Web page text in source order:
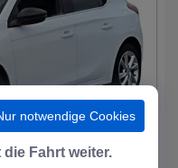
notwendige Cookies
Fahrt weiter.